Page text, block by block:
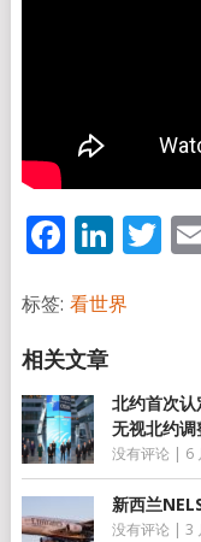
标签: 看世界
北约首次认
无视北约
没有评论 | 6
新西兰
没有评论 | 3